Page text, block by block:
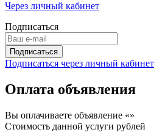
Через личный кабинет
Подписаться
Подписаться через личный кабинет
Оплата объявления
Вы оплачиваете объявление «»
Стоимость данной услуги рублей